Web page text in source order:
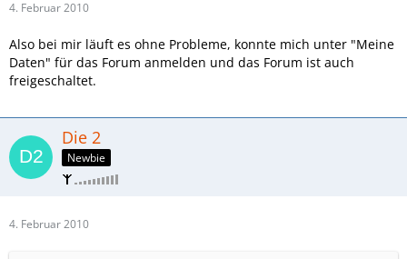
4. Februar 2010
Also bei mir läuft es ohne Probleme, konnte mich unter "Meine
Daten" für das Forum anmelden und das Forum ist auch
freigeschaltet.
Die 2
Newbie
4. Februar 2010